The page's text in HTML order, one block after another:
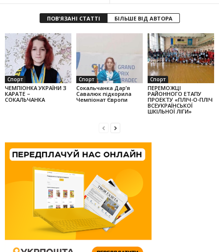
ПОВ'ЯЗАНІ СТАТТІ БІЛЬШЕ ВІД АВТОРА
Спорт
ЧЕМПІОНКА УКРАЇНИ З
КАРАТЕ –
СОКАЛЬЧАНКА
Спорт
Сокальчанка Дар’я
Савалюк підкорила
Чемпіонат Європи
Спорт
ПЕРЕМОЖЦІ
РАЙОННОГО ЕТАПУ
ПРОЕКТУ «ПЛІЧ-О-ПЛІЧ
ВСЕУКРАЇНСЬКОЇ
ШКІЛЬНОЇ ЛІГИ»